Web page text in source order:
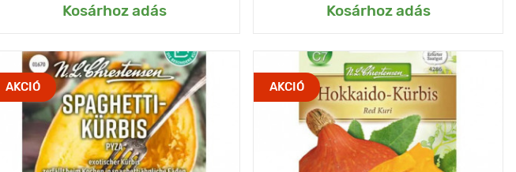
Kosárhoz adás
Hozzáadás az Én kertemhez Kosárhoz adás
Hozzáadás az Én kertemhez
AKCIÓ
Jellemzők igazi csemege
Kifejlett kori
magasság
futó típusú
Ültetési távolság 100 х 100 cm
AKCIÓ
Jellemzők
Kifejlett kori
magasság
Ültetési távolság 100 х 100 cm